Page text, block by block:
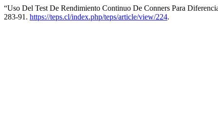
“Uso Del Test De Rendimiento Continuo De Conners Para
283-91. https://teps.cl/index.php/teps/article/view/224.